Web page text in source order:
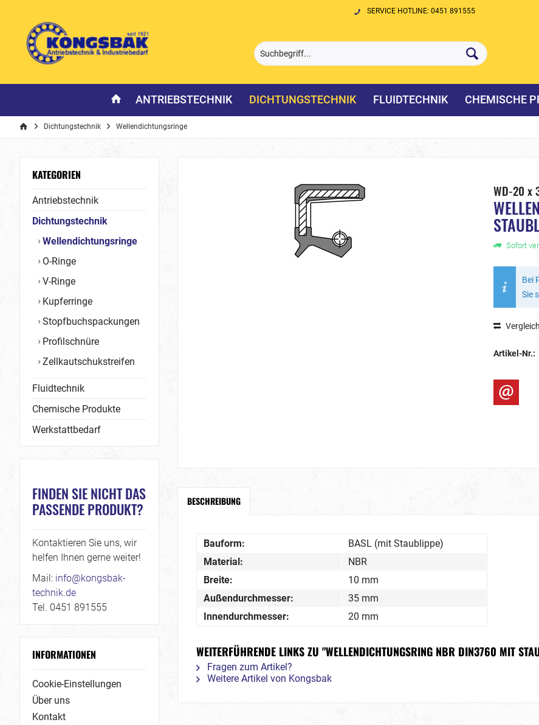
SERVICE HOTLINE: 0451 891555
ANTRIEBSTECHNIK DICHTUNGSTECHNIK FLUIDTECHNIK CHEMISCHE
Dichtungstechnik Wellendichtungsringe
KATEGORIEN
Antriebstechnik
Dichtungstechnik
Wellendichtungsringe
O-Ringe
V-Ringe
Kupferringe
Stopfbuchspackungen
Profilschnüre
Zellkautschukstreifen
Fluidtechnik
Chemische Produkte
Werkstattbedarf
FINDEN SIE NICHT DAS
PASSENDE PRODUKT?
Kontaktieren Sie uns, wir
helfen Ihnen gerne weiter!
Mail: info@kongsbak-
technik.de
Tel. 0451 891555
INFORMATIONEN
Cookie-Einstellungen
Über uns
Kontakt
WD-20 x
Sofort
Bei
Sie
Artikel-Nr.:
BESCHREIBUNG
Bauform:
BASL (mit Staublippe)
Material:
NBR
Breite:
10 mm
Außendurchmesser:
35 mm
Innendurchmesser:
20 mm
WEITERFÜHRENDE LINKS ZU "WELLENDICHTUNGSRING NBR DIN3760 MIT
Fragen zum Artikel?
Weitere Artikel von Kongsbak